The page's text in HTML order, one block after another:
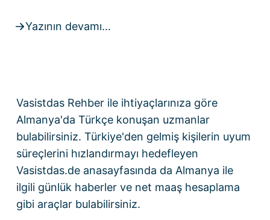
Yazının devamı…
Vasistdas Rehber ile ihtiyaçlarınıza göre
Almanya'da Türkçe konuşan uzmanlar
bulabilirsiniz. Türkiye'den gelmiş kişilerin uyum
süreçlerini hızlandırmayı hedefleyen
Vasistdas.de anasayfasında da Almanya ile
ilgili günlük haberler ve net maaş hesaplama
gibi araçlar bulabilirsiniz.